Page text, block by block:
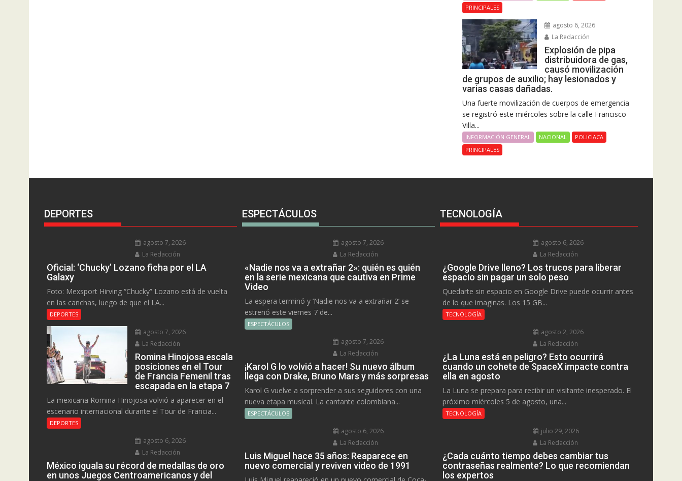
PRINCIPALES
agosto 6, 2026
La Redacción
Explosión de pipa
distribuidora de gas,
causó movilización
de grupos de auxilio; hay lesionados y
varias casas dañadas.
Una fuerte movilización de cuerpos de emergencia
se registró este miércoles sobre la calle Francisco
Villa...
INFORMACIÓN GENERAL NACIONAL
POLICIACA
PRINCIPALES
DEPORTES
agosto 7, 2026
La Redacción
Oficial: ‘Chucky’ Lozano ficha por el LA
Galaxy
Foto: Mexsport Hirving “Chucky” Lozano está de vuelta
en las canchas, luego de que el LA...
DEPORTES
agosto 7, 2026
La Redacción
Romina Hinojosa escala
posiciones en el Tour
de Francia Femenil tras
escapada en la etapa 7
La mexicana Romina Hinojosa volvió a aparecer en el
escenario internacional durante el Tour de Francia...
DEPORTES
agosto 6, 2026
La Redacción
México iguala su récord de medallas de oro
en unos Juegos Centroamericanos y del
ESPECTÁCULOS
agosto 7, 2026
La Redacción
«Nadie nos va a extrañar 2»: quién es quién
en la serie mexicana que cautiva en Prime
Video
La espera terminó y ‘Nadie nos va a extrañar 2’ se
estrenó este viernes 7 de...
ESPECTÁCULOS
agosto 7, 2026
La Redacción
¡Karol G lo volvió a hacer! Su nuevo álbum
llega con Drake, Bruno Mars y más sorpresas
Karol G vuelve a sorprender a sus seguidores con una
nueva etapa musical. La cantante colombiana...
ESPECTÁCULOS
agosto 6, 2026
La Redacción
Luis Miguel hace 35 años: Reaparece en
nuevo comercial y reviven video de 1991
TECNOLOGÍA
agosto 6, 2026
La Redacción
¿Google Drive lleno? Los trucos para liberar
espacio sin pagar un solo peso
Quedarte sin espacio en Google Drive puede ocurrir antes
de lo que imaginas. Los 15 GB...
TECNOLOGÍA
agosto 2, 2026
La Redacción
¿La Luna está en peligro? Esto ocurrirá
cuando un cohete de SpaceX impacte contra
ella en agosto
La Luna se prepara para recibir un visitante inesperado. El
próximo miércoles 5 de agosto, una...
TECNOLOGÍA
julio 29, 2026
La Redacción
¿Cada cuánto tiempo debes cambiar tus
contraseñas realmente? Lo que recomiendan
los expertos